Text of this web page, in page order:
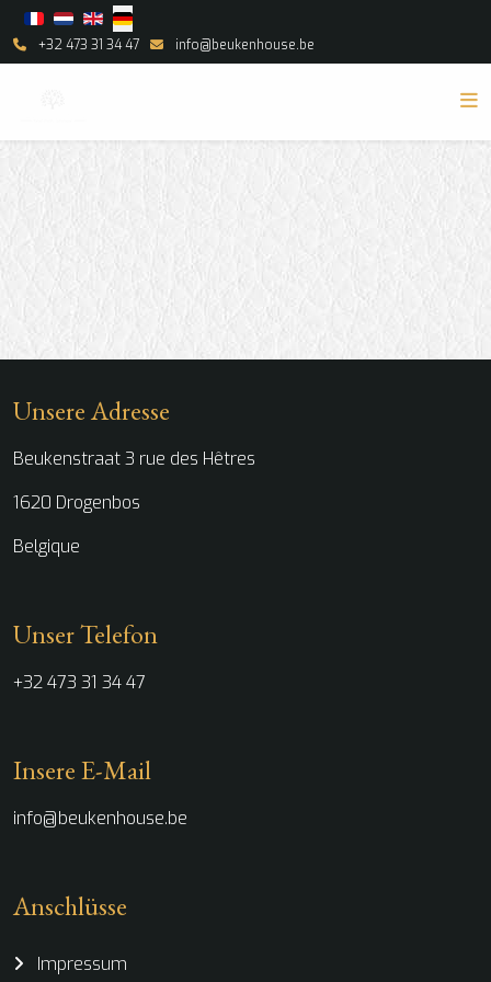
Select your language
+32 473 31 34 47 info@beukenhouse.be
Unsere Adresse
Beukenstraat 3 rue des Hêtres
1620 Drogenbos
Belgique
Unser Telefon
+32 473 31 34 47
Insere E-Mail
info@beukenhouse.be
Anschlüsse
Impressum